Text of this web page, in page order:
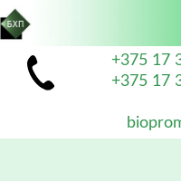
+375 17
+375 17